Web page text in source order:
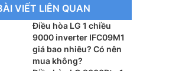
VIẾT LIÊN QUAN
Điều hòa LG 1 chiều
9000 inverter IFC09M1
giá bao nhiêu? Có nên
mua không?